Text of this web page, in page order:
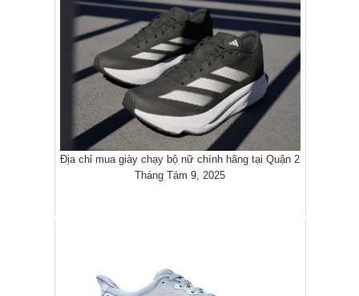
Địa chỉ mua giày chạy bộ nữ chính hãng tại Quận 2
Tháng Tám 9, 2025